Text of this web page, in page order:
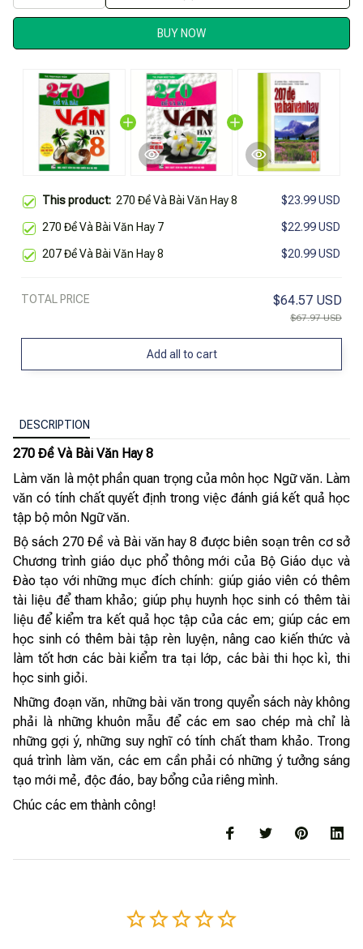
BUY NOW
This product: 270 Đề Và Bài Văn Hay 8 $23.99 USD
270 Đề Và Bài Văn Hay 7 $22.99 USD
207 Đề Và Bài Văn Hay 8 $20.99 USD
TOTAL PRICE $64.57 USD
$67.97 USD
Add all to cart
DESCRIPTION
270 Đề Và Bài Văn Hay 8
Làm văn là một phần quan trọng của môn học Ngữ văn. Làm
văn có tính chất quyết định trong việc đánh giá kết quả học
tập bộ môn Ngữ văn.
Bộ sách 270 Đề và Bài văn hay 8 được biên soạn trên cơ sở
Chương trình giáo dục phổ thông mới của Bộ Giáo dục và
Đào tạo với những mục đích chính: giúp giáo viên có thêm
tài liệu để tham khảo; giúp phụ huynh học sinh có thêm tài
liệu để kiểm tra kết quả học tập của các em; giúp các em
học sinh có thêm bài tập rèn luyện, nâng cao kiến thức và
làm tốt hơn các bài kiểm tra tại lớp, các bài thi học kì, thi
học sinh giỏi.
Những đoạn văn, những bài văn trong quyển sách này không
phải là những khuôn mẫu để các em sao chép mà chỉ là
những gợi ý, những suy nghĩ có tính chất tham khảo. Trong
quá trình làm văn, các em cần phải có những ý tưởng sáng
tạo mới mẻ, độc đáo, bay bổng của riêng mình.
Chúc các em thành công!